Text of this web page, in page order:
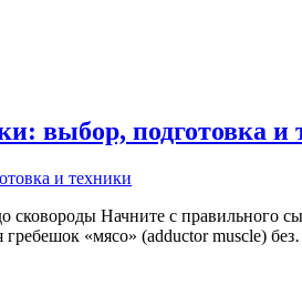
выбор, подготовка и
Начните с правильного
гребешок «мясо» (adductor muscle)